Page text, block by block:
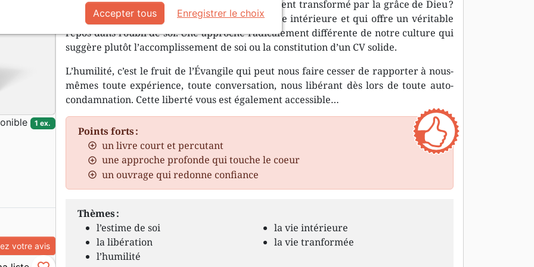
Quelles sont les marques d’un coeur radicalement transformé par la grâce de Dieu ?
C’est un changement profond qui modifie la vie intérieure et qui offre un véritable
repos dans l’oubli de soi. Une approche radicalement différente de notre culture qui
suggère plutôt l’accomplissement de soi ou la constitution d’un CV solide.
L’humilité, c’est le fruit de l’Évangile qui peut nous faire cesser de rapporter à nous-
mêmes toute expérience, toute conversation, nous libérant dès lors de toute auto-
condamnation. Cette liberté vous est également accessible…
Points forts :
un livre court et percutant
une approche profonde qui touche le coeur
un ouvrage qui redonne confiance
Thèmes :
l’estime de soi
la libération
l’humilité
la vie intérieure
la vie tranformée
1 ex.
votre avis
Accepter tous Enregistrer le choix